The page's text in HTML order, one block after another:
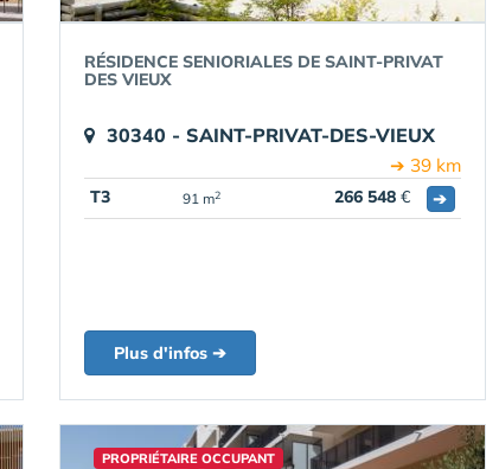
RÉSIDENCE SENIORIALES DE SAINT-PRIVAT
DES VIEUX
30340 - SAINT-PRIVAT-DES-VIEUX
➔ 39 km
T3 91 m2 266 548 € ➔
Plus d'infos ➔
PROPRIÉTAIRE OCCUPANT